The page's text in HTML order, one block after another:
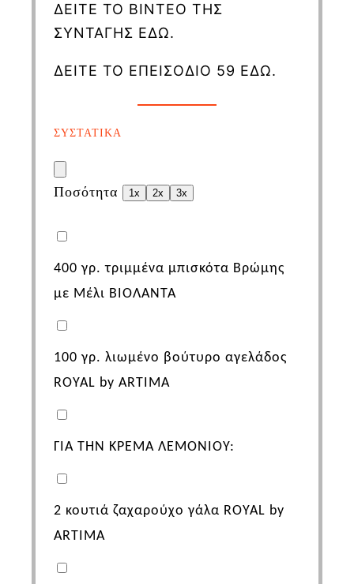
ΔΕΙΤΕ ΤΟ ΒΙΝΤΕΟ ΤΗΣ
ΣΥΝΤΑΓΗΣ ΕΔΩ.
ΔΕΙΤΕ ΤΟ ΕΠΕΙΣΟΔΙΟ 59 ΕΔΩ.
ΣΥΣΤΑΤΙΚΑ
Ποσότητα 1x 2x 3x
400 γρ. τριμμένα μπισκότα Βρώμης
με Μέλι ΒΙΟΛΑΝΤΑ
100 γρ. λιωμένο βούτυρο αγελάδος
ROYAL by ARTIMA
ΓΙΑ ΤΗΝ ΚΡΕΜΑ ΛΕΜΟΝΙΟΥ:
2 κουτιά ζαχαρούχο γάλα ROYAL by
ARTIMA